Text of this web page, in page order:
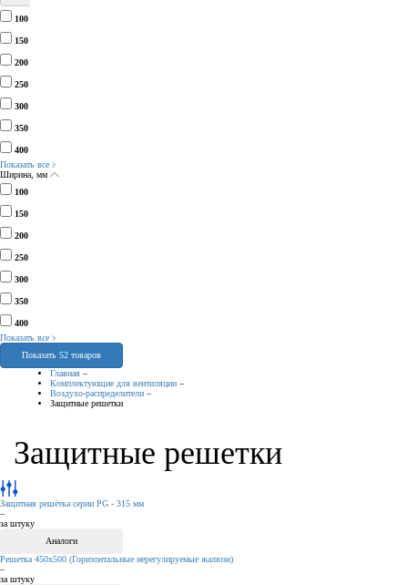
100
150
200
250
300
350
400
Показать все
Ширина, мм
100
150
200
250
300
350
400
Показать все
Показать 52 товаров
Главная –
Комплектующие для вентиляции –
Воздухо-распределители –
Защитные решетки
Защитные решетки
Защитная решётка серии PG - 315 мм
–
за штуку
Аналоги
Решетка 450х500 (Горизонтальные нерегулируемые жалюзи)
–
за штуку